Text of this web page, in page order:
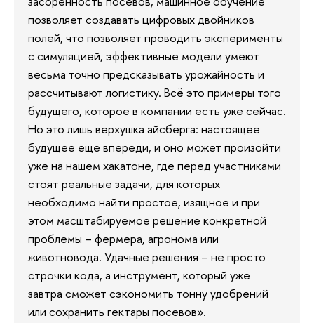
позволяет создавать цифровых двойников
полей, что позволяет проводить эксперименты
с симуляцией, эффективные модели умеют
весьма точно предсказывать урожайность и
рассчитывают логистику. Всё это примеры того
будущего, которое в компании есть уже сейчас.
Но это лишь верхушка айсберга: настоящее
будущее еще впереди, и оно может произойти
уже на нашем хакатоне, где перед участниками
стоят реальные задачи, для которых
необходимо найти простое, изящное и при
этом масштабируемое решение конкретной
проблемы – фермера, агронома или
животновода. Удачные решения – не просто
строчки кода, а инструмент, который уже
завтра сможет сэкономить тонну удобрений
или сохранить гектары посевов».